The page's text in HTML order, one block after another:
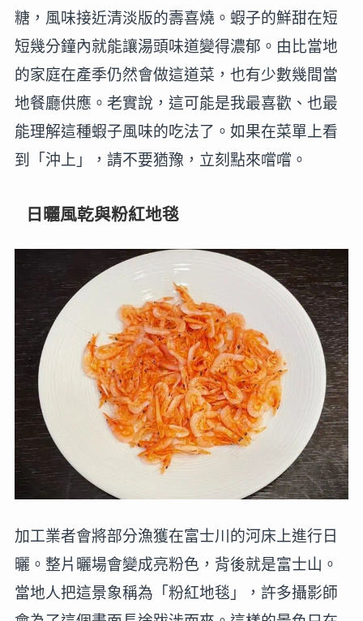
糖，風味接近清淡版的壽喜燒。蝦子的鮮甜在短
短幾分鐘內就能讓湯頭味道變得濃郁。由比當地
的家庭在產季仍然會做這道菜，也有少數幾間當
地餐廳供應。老實說，這可能是我最喜歡、也最
能理解這種蝦子風味的吃法了。如果在菜單上看
到「沖上」，請不要猶豫，立刻點來嚐嚐。
日曬風乾與粉紅地毯
加工業者會將部分漁獲在富士川的河床上進行日
曬。整片曬場會變成亮粉色，背後就是富士山。
當地人把這景象稱為「粉紅地毯」，許多攝影師